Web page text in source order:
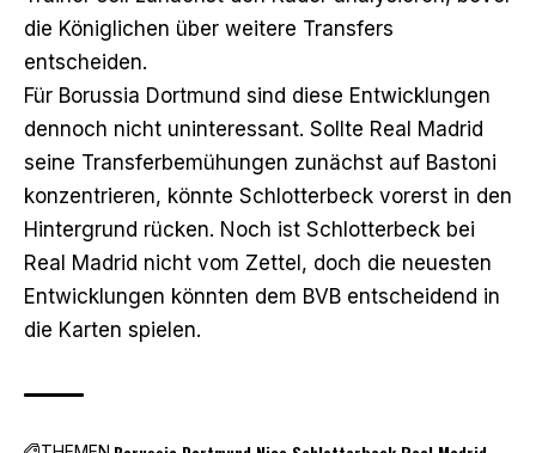
die Königlichen über weitere Transfers
entscheiden.
Für Borussia Dortmund sind diese Entwicklungen
dennoch nicht uninteressant. Sollte Real Madrid
seine Transferbemühungen zunächst auf Bastoni
konzentrieren, könnte Schlotterbeck vorerst in den
Hintergrund rücken. Noch ist Schlotterbeck bei
Real Madrid nicht vom Zettel, doch die neuesten
Entwicklungen könnten dem BVB entscheidend in
die Karten spielen.